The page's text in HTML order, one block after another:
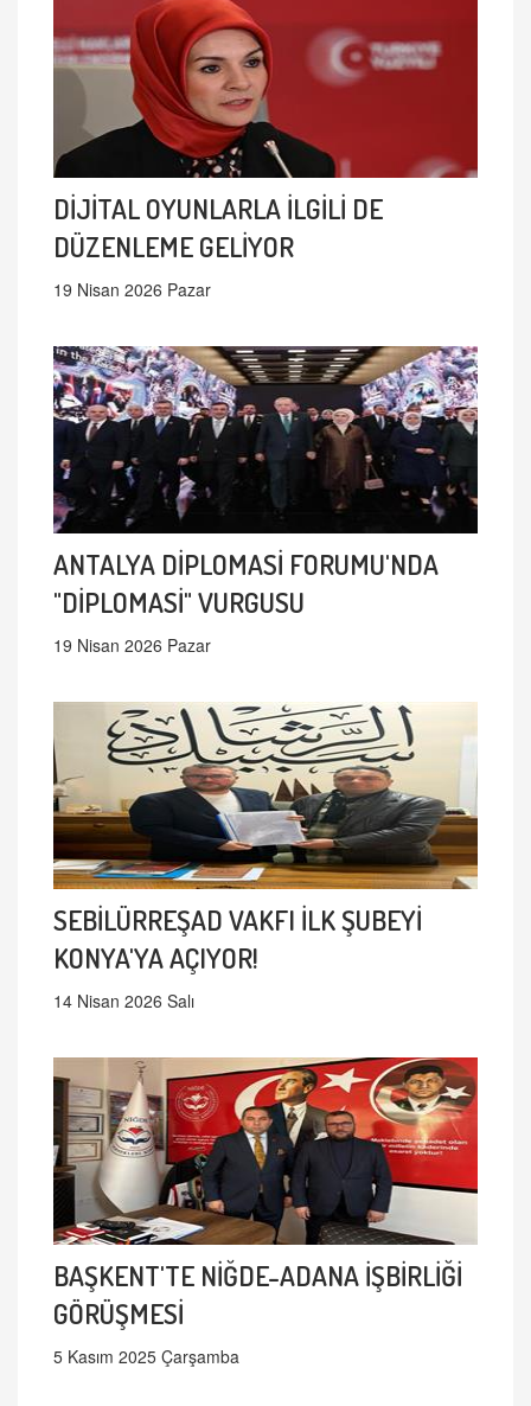
DİJİTAL OYUNLARLA İLGİLİ DE
DÜZENLEME GELİYOR
19 Nisan 2026 Pazar
ANTALYA DİPLOMASİ FORUMU'NDA
"DİPLOMASİ" VURGUSU
19 Nisan 2026 Pazar
SEBİLÜRREŞAD VAKFI İLK ŞUBEYİ
KONYA'YA AÇIYOR!
14 Nisan 2026 Salı
BAŞKENT'TE NİĞDE-ADANA İŞBİRLİĞİ
GÖRÜŞMESİ
5 Kasım 2025 Çarşamba